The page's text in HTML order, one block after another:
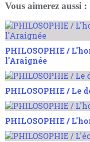
Vous aimerez aussi :
PHILOSOPHIE /
l'Araignée
PHILOSOPHIE / Le
PHILOSOPHIE /